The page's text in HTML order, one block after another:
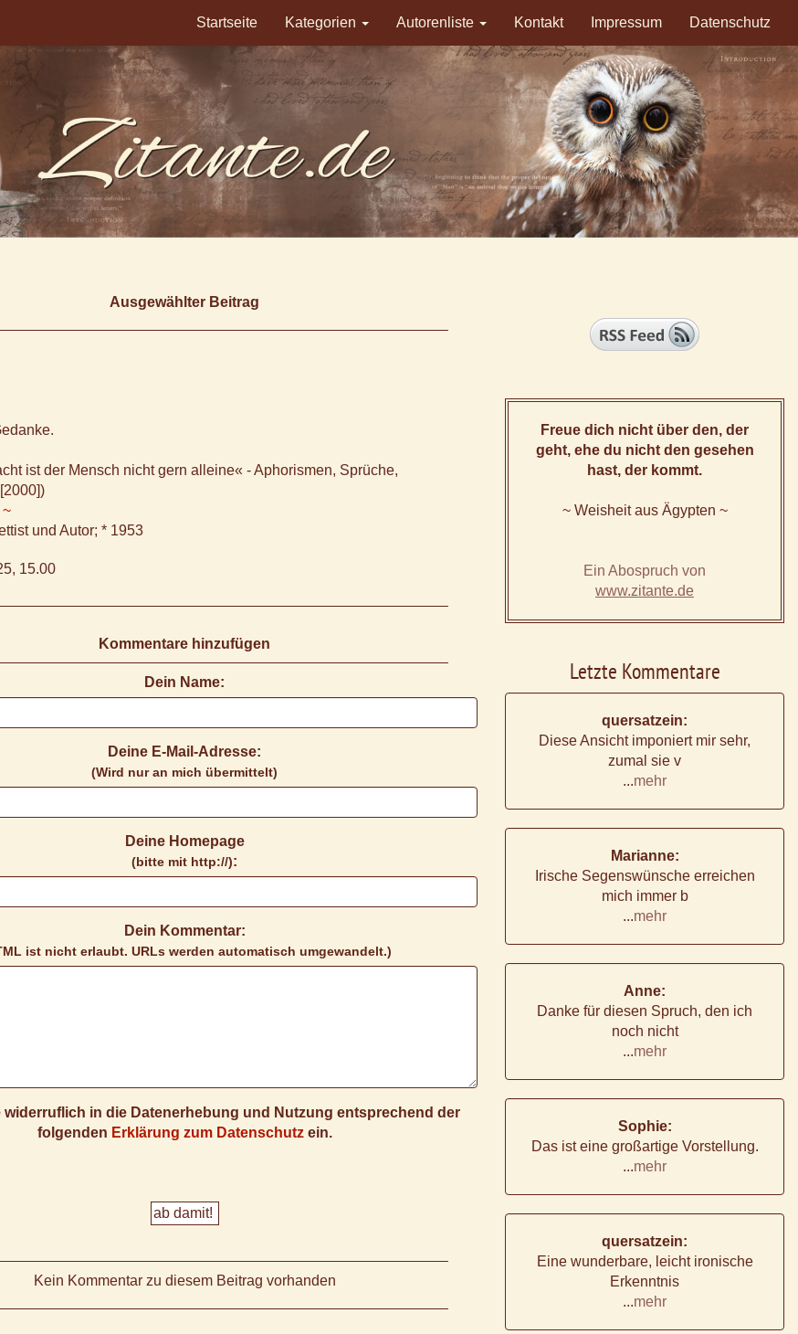
Startseite Kategorien Autorenliste Kontakt Impressum Datenschutz
Ausgewählter Beitrag
ist der Mensch nicht gern alleine« - Aphorismen, Sprüche,
und Autor; * 1953
15.00
Kommentare hinzufügen
Dein Name:
Deine E-Mail-Adresse:
(Wird nur an mich übermittelt)
Deine Homepage
(bitte mit http://):
Dein Kommentar:
ist nicht erlaubt. URLs werden automatisch umgewandelt.)
widerruflich in die Datenerhebung und Nutzung entsprechend der
folgenden Erklärung zum Datenschutzein.
Kein Kommentar zu diesem Beitrag vorhanden
Freue dich nicht über den, der
geht, ehe du nicht den gesehen
hast, der kommt.
~ Weisheit aus Ägypten ~
Ein Abospruch von
www.zitante.de
Letzte Kommentare
quersatzein:
Diese Ansicht imponiert mir sehr,
zumal sie v
...mehr
Marianne:
Irische Segenswünsche erreichen
mich immer b
...mehr
Anne:
Danke für diesen Spruch, den ich
noch nicht
...mehr
Sophie:
Das ist eine großartige Vorstellung.
...mehr
quersatzein:
Eine wunderbare, leicht ironische
Erkenntnis
...mehr